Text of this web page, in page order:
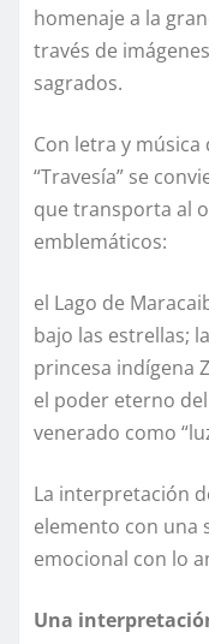
homenaje a la
través de
sagrados.
Con letra y
“Travesía” se
que transporta al
emblemáticos:
el Lago de
bajo las estrellas;
princesa indígena
el poder eterno
venerado como
La interpretación
elemento con una
emocional con lo
Una